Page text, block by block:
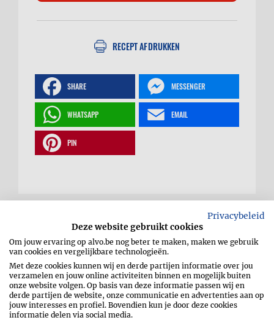
RECEPT AFDRUKKEN
SHARE MESSENGER
WHATSAPP EMAIL
PIN
Fruitige biermocktail
Privacybeleid
Deze website gebruikt cookies
Om jouw ervaring op alvo.be nog beter te maken, maken we gebruik
van cookies en vergelijkbare technologieën.
Met deze cookies kunnen wij en derde partijen informatie over jou
verzamelen en jouw online activiteiten binnen en mogelijk buiten
onze website volgen. Op basis van deze informatie passen wij en
derde partijen de website, onze communicatie en advertenties aan op
jouw interesses en profiel. Bovendien kun je door deze cookies
informatie delen via social media.